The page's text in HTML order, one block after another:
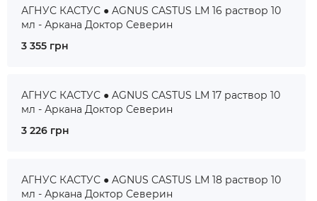
АГНУС КАСТУС ● AGNUS CASTUS LM 16 раствор 10
мл - Аркана Доктор Северин
3 355 грн
АГНУС КАСТУС ● AGNUS CASTUS LM 17 раствор 10
мл - Аркана Доктор Северин
3 226 грн
АГНУС КАСТУС ● AGNUS CASTUS LM 18 раствор 10
мл - Аркана Доктор Северин